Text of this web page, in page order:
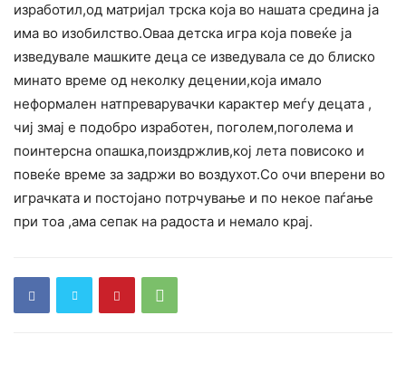
изработил,од матријал трска која во нашата средина ја
има во изобилство.Оваа детска игра која повеќе ја
изведувале машките деца се изведувала се до блиско
минато време од неколку децении,која имало
неформален натпреварувачки карактер меѓу децата ,
чиј змај е подобро изработен, поголем,поголема и
поинтерсна опашка,поиздржлив,кој лета повисоко и
повеќе време за задржи во воздухот.Со очи вперени во
играчката и постојано потрчување и по некое паѓање
при тоа ,ама сепак на радоста и немало крај.